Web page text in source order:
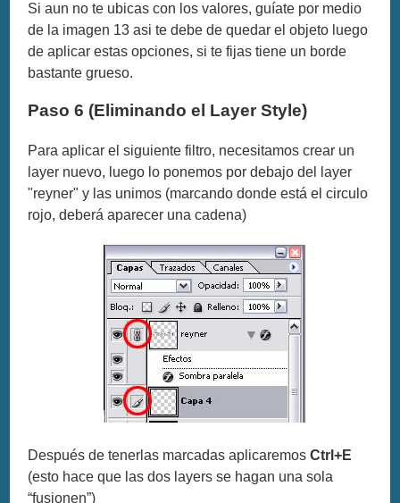
Si aun no te ubicas con los valores, guíate por medio
de la imagen 13 asi te debe de quedar el objeto luego
de aplicar estas opciones, si te fijas tiene un borde
bastante grueso.
Paso 6 (Eliminando el Layer Style)
Para aplicar el siguiente filtro, necesitamos crear un
layer nuevo, luego lo ponemos por debajo del layer
"reyner" y las unimos (marcando donde está el circulo
rojo, deberá aparecer una cadena)
Después de tenerlas marcadas aplicaremosCtrl+E
(esto hace que las dos layers se hagan una sola
“fusionen”)